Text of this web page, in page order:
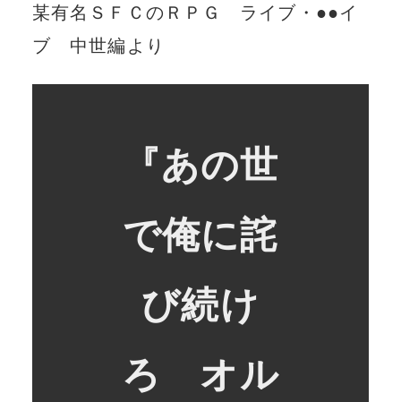
某有名ＳＦＣのＲＰＧ ライブ・●●イ
ブ 中世編より
『あの世
で俺に詫
び続け
ろ オル